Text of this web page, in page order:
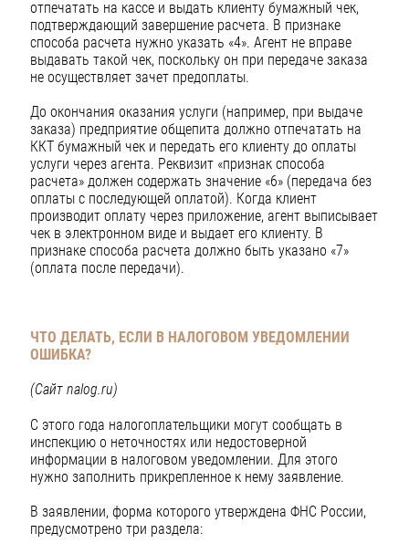
отпечатать на кассе и выдать клиенту бумажный чек,
подтверждающий завершение расчета. В признаке
способа расчета нужно указать «4». Агент не вправе
выдавать такой чек, поскольку он при передаче заказа
не осуществляет зачет предоплаты.
До окончания оказания услуги (например, при выдаче
заказа) предприятие общепита должно отпечатать на
ККТ бумажный чек и передать его клиенту до оплаты
услуги через агента. Реквизит «признак способа
расчета» должен содержать значение «6» (передача без
оплаты с последующей оплатой). Когда клиент
производит оплату через приложение, агент выписывает
чек в электронном виде и выдает его клиенту. В
признаке способа расчета должно быть указано «7»
(оплата после передачи).
ЧТО ДЕЛАТЬ, ЕСЛИ В НАЛОГОВОМ УВЕДОМЛЕНИИ
ОШИБКА?
(Сайт nalog.ru)
С этого года налогоплательщики могут сообщать в
инспекцию о неточностях или недостоверной
информации в налоговом уведомлении. Для этого
нужно заполнить прикрепленное к нему заявление.
В заявлении, форма которого утверждена ФНС России,
предусмотрено три раздела: